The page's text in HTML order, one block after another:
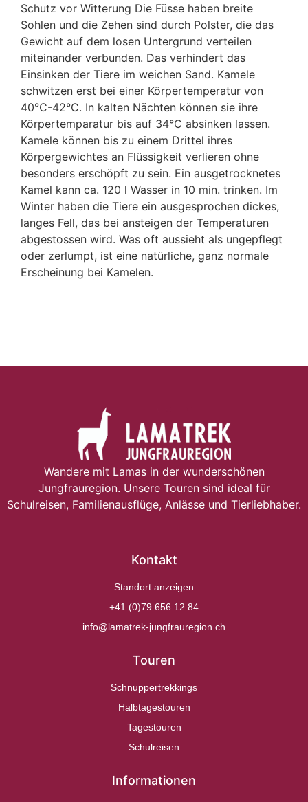
Schutz vor Witterung Die Füsse haben breite
Sohlen und die Zehen sind durch Polster, die das
Gewicht auf dem losen Untergrund verteilen
miteinander verbunden. Das verhindert das
Einsinken der Tiere im weichen Sand. Kamele
schwitzen erst bei einer Körpertemperatur von
40°C-42°C. In kalten Nächten können sie ihre
Körpertemparatur bis auf 34°C absinken lassen.
Kamele können bis zu einem Drittel ihres
Körpergewichtes an Flüssigkeit verlieren ohne
besonders erschöpft zu sein. Ein ausgetrocknetes
Kamel kann ca. 120 l Wasser in 10 min. trinken. Im
Winter haben die Tiere ein ausgesprochen dickes,
langes Fell, das bei ansteigen der Temperaturen
abgestossen wird. Was oft aussieht als ungepflegt
oder zerlumpt, ist eine natürliche, ganz normale
Erscheinung bei Kamelen.
Wandere mit Lamas in der wunderschönen
Jungfrauregion. Unsere Touren sind ideal für
Schulreisen, Familienausflüge, Anlässe und Tierliebhaber.
Kontakt
Standort anzeigen
+41 (0)79 656 12 84
info@lamatrek-jungfrauregion.ch
Touren
Schnuppertrekkings
Halbtagestouren
Tagestouren
Schulreisen
Informationen